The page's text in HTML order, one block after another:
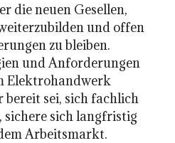
die neuen Gesellen,
und offen
zu bleiben.
und Anforderungen
Elektrohandwerk
sei, sich fachlich
sich langfristig
Arbeitsmarkt.